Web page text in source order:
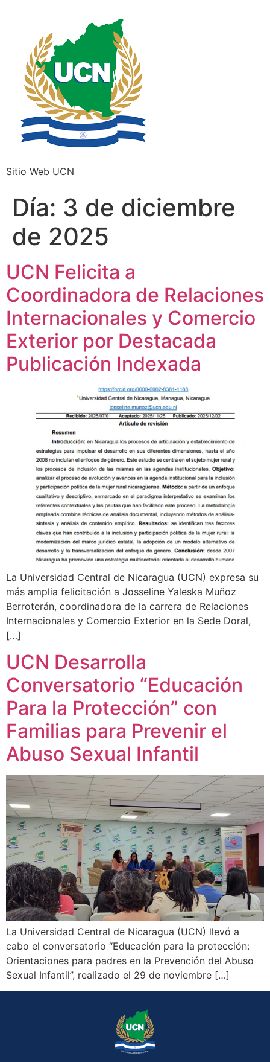
Sitio Web UCN
Día: 3 de diciembre
de 2025
UCN Felicita a
Coordinadora de Relaciones
Internacionales y Comercio
Exterior por Destacada
Publicación Indexada
La Universidad Central de Nicaragua (UCN) expresa su
más amplia felicitación a Josseline Yaleska Muñoz
Berroterán, coordinadora de la carrera de Relaciones
Internacionales y Comercio Exterior en la Sede Doral,
[…]
UCN Desarrolla
Conversatorio “Educación
Para la Protección” con
Familias para Prevenir el
Abuso Sexual Infantil
La Universidad Central de Nicaragua (UCN) llevó a
cabo el conversatorio “Educación para la protección:
Orientaciones para padres en la Prevención del Abuso
Sexual Infantil”, realizado el 29 de noviembre […]